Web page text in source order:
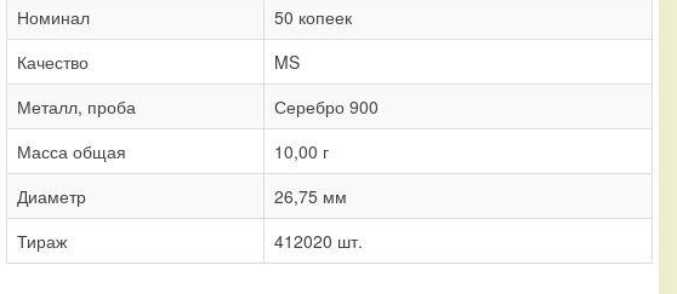
Номинал
50 копеек
Качество
MS
Металл, проба
Серебро 900
Масса общая
10,00 г
Диаметр
26,75 мм
Тираж
412020 шт.